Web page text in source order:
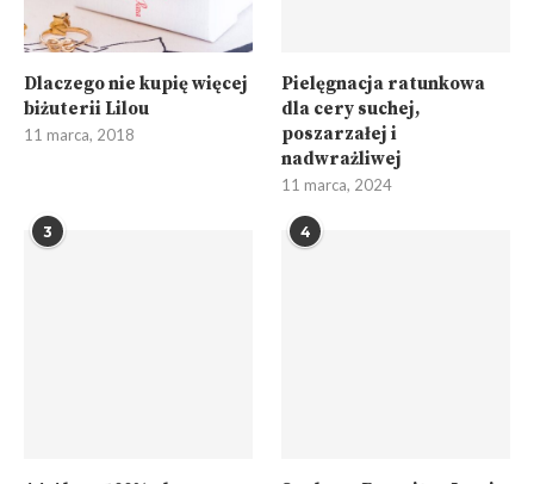
Dlaczego nie kupię więcej
biżuterii Lilou
11 marca, 2018
Pielęgnacja ratunkowa
dla cery suchej,
poszarzałej i
nadwrażliwej
11 marca, 2024
3 4